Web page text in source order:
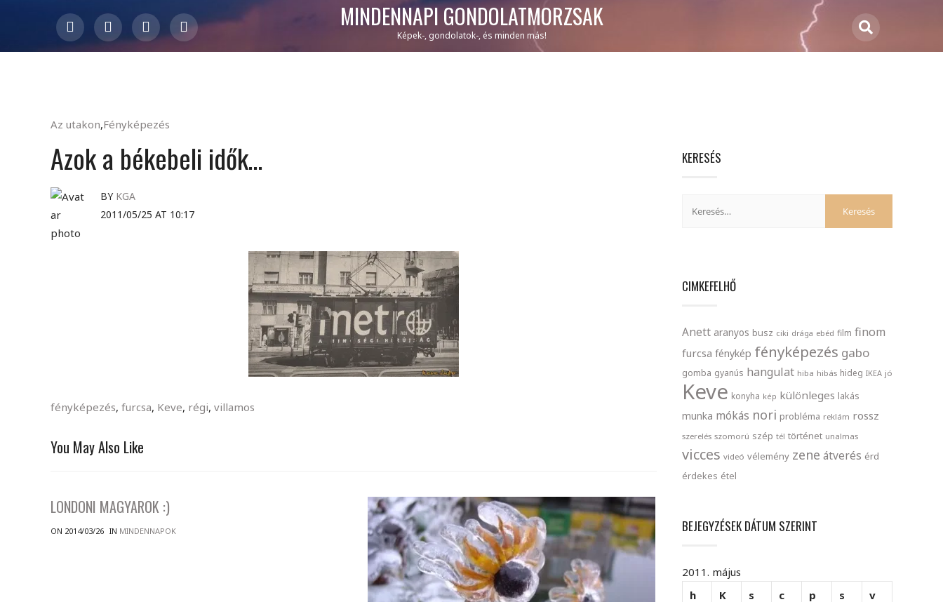
MINDENNAPI GONDOLATMORZSÁK
Képek-, gondolatok-, és minden más!
Az utakon,Fényképezés
Azok a békebeli idők…
BY KGA
2011/05/25 AT 10:17
fényképezés, furcsa, Keve, régi, villamos
You May Also Like
LONDONI MAGYAROK :)
ON 2014/03/26 IN MINDENNAPOK
KERESÉS
CIMKEFELHŐ
Anett aranyos busz ciki drága ebéd film finom
furcsa fénykép fényképezés gabo
gomba gyanús hangulat hiba hibás hideg IKEA jó
Keve konyha kép különleges lakás
munka mókás nori probléma reklám rossz
szerelés szomorú szép tél történet unalmas
vicces videó vélemény zene átverés érd
érdekes étel
BEJEGYZÉSEK DÁTUM SZERINT
2011. május
h
K s c p s
v